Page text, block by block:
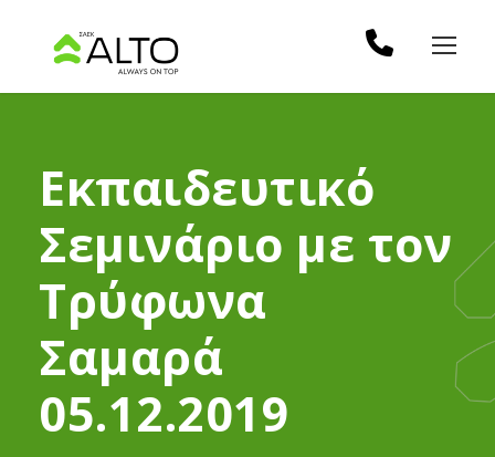
Εκπαιδευτικό
Σεμινάριο με τον
Τρύφωνα
Σαμαρά
05.12.2019